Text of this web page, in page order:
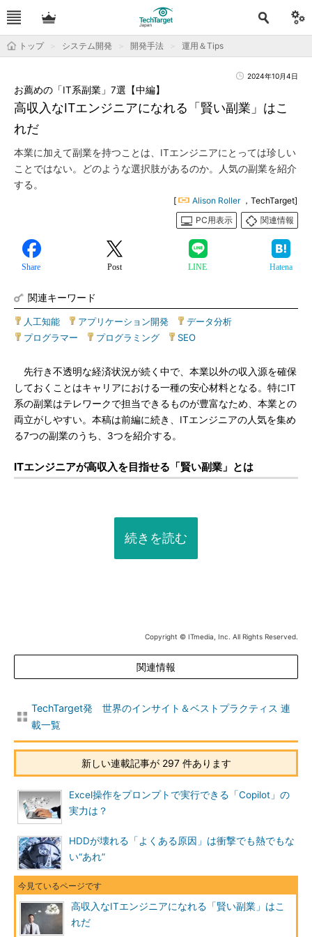
トップ システム開発 開発手法 運用＆Tips
2024年10月4日
高収入なITエンジニアになれる「賢い副業」はこ
れだ
お薦めの「IT系副業」7選【中編】
本業に加えて副業を持つことは、ITエンジニアにとっては珍しい
ことではない。どのような選択肢があるのか。人気の副業を紹介
する。
[ Alison Roller ，TechTarget]
PC用表示
関連情報
Share Post LINE Hatena
関連キーワード
人工知能 アプリケーション開発 データ分析
プログラマー
プログラミング SEO
先行き不透明な経済状況が続く中で、本業以外の収入源を確保
しておくことはキャリアにおける一種の安心材料となる。特にIT
系の副業はテレワークで担当できるものが豊富なため、本業との
両立がしやすい。本稿は前編に続き、ITエンジニアの人気を集め
る7つの副業のうち、3つを紹介する。
ITエンジニアが高収入を目指せる「賢い副業」とは
続きを読む
Copyright © ITmedia, Inc. All Rights Reserved.
関連情報
TechTarget発 世界のインサイト＆ベストプラクティス 連
載一覧
新しい連載記事が 297 件あります
Excel操作をプロンプトで実行できる「Copilot」の
実力は？
HDDが壊れる「よくある原因」は衝撃でも熱でもな
い“あれ”
高収入なITエンジニアになれる「賢い副業」はこ
れだ